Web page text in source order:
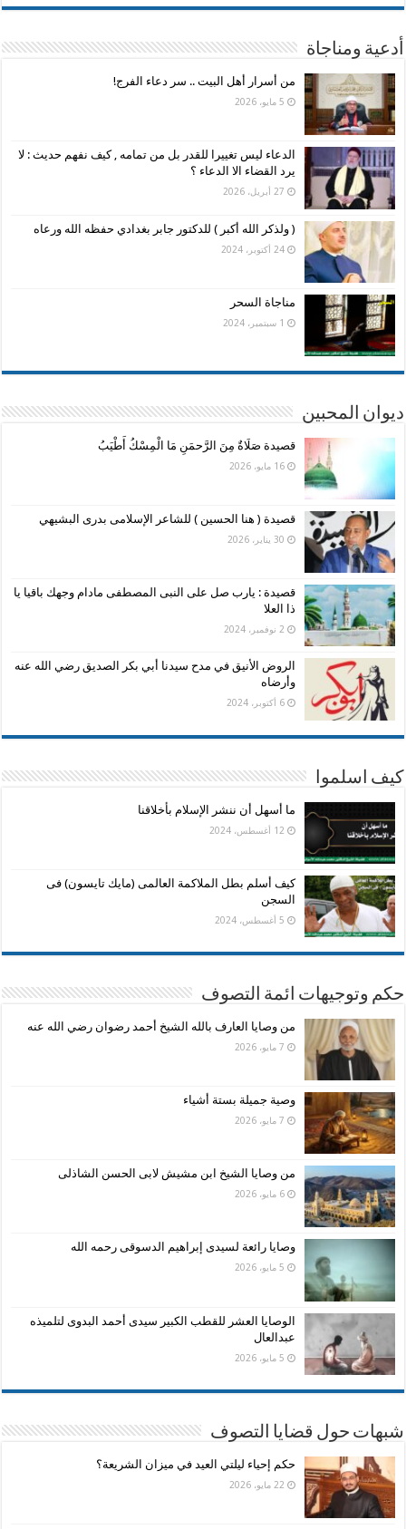
أدعية ومناجاة
من أسرار أهل البيت .. سر دعاء الفرج!
5 مايو، 2026
الدعاء ليس تغييرا للقدر بل من تمامه , كيف نفهم حديث : لا
يرد القضاء الا الدعاء ؟
27 أبريل، 2026
( ولذكر الله أكبر ) للدكتور جابر بغدادي حفظه الله ورعاه
24 أكتوبر، 2024
مناجاة السحر
1 سبتمبر، 2024
ديوان المحبين
قصيدة صَلَاةٌ مِنَ الرَّحمَنِ مَا الْمِسْكُ أَطْيَبُ
16 مايو، 2026
قصيدة ( هنا الحسين ) للشاعر الإسلامى بدرى البشيهي
30 يناير، 2026
قصيدة : يارب صل على النبى المصطفى مادام وجهك باقيا يا
ذا العلا
2 نوفمبر، 2024
الروض الأنيق في مدح سيدنا أبي بكر الصديق رضي الله عنه
وأرضاه
6 أكتوبر، 2024
كيف اسلموا
ما أسهل أن ننشر الإسلام بأخلاقنا
12 أغسطس، 2024
كيف أسلم بطل الملاكمة العالمى (مايك تايسون) فى
السجن
5 أغسطس، 2024
حكم وتوجيهات ائمة التصوف
من وصايا العارف بالله الشيخ أحمد رضوان رضي الله عنه
7 مايو، 2026
وصية جميلة بستة أشياء
7 مايو، 2026
من وصايا الشيخ ابن مشيش لابى الحسن الشاذلى
6 مايو، 2026
وصايا رائعة لسيدى إبراهيم الدسوقى رحمه الله
5 مايو، 2026
الوصايا العشر للقطب الكبير سيدى أحمد البدوى لتلميذه
عبدالعال
5 مايو، 2026
شبهات حول قضايا التصوف
حكم إحياء ليلتي العيد في ميزان الشريعة؟
22 مايو، 2026